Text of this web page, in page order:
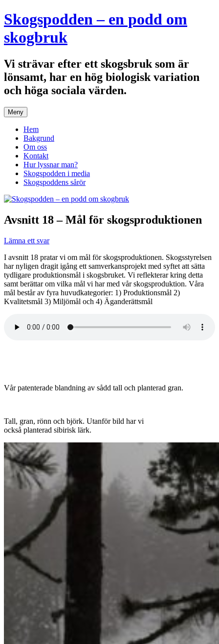
Hoppa
till
innehåll
Skogspodden – en podd om
skogbruk
Vi strävar efter ett skogsbruk som är
lönsamt, har en hög biologisk variation
och höga sociala värden.
Meny
Hem
Bakgrund
Om oss
Kontakt
Hur lyssnar man?
Skogspodden i media
Skogspoddens sårör
Avsnitt 18 – Mål för skogsproduktionen
Lämna ett svar
I avsnitt 18 pratar vi om mål för skogsproduktionen. Skogsstyrelsen
har nyligen dragit igång ett samverkansprojekt med syftet att sätta
tydligare produktionsmål i skogsbruket. Vi reflekterar kring detta
samt berättar om vilka mål vi har med vår skogsproduktion. Våra
mål består av fyra huvudkategorier: 1) Produktionsmål 2)
Kvalitetsmål 3) Miljömål och 4) Äganderättsmål
Vår patenterade blandning av sådd tall och planterad gran.
Tall, gran, rönn och björk. Utanför bild har vi
också planterad sibirisk lärk.